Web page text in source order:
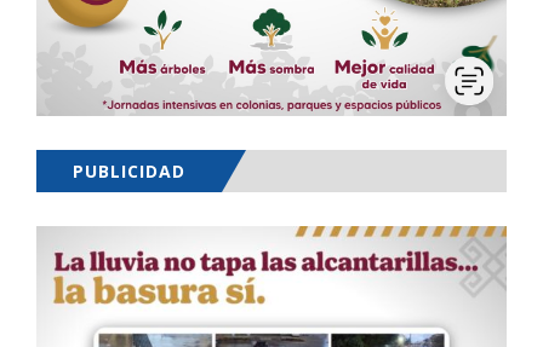
PUBLICIDAD